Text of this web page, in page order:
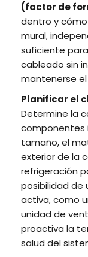
(factor de
dentro y cómo
mural,
suficiente
cableado sin
mantenerse
Planificar el
Determine la
componentes
tamaño, el
exterior de la
refrigeración
posibilidad de
activa, como
unidad de
proactiva la
salud del